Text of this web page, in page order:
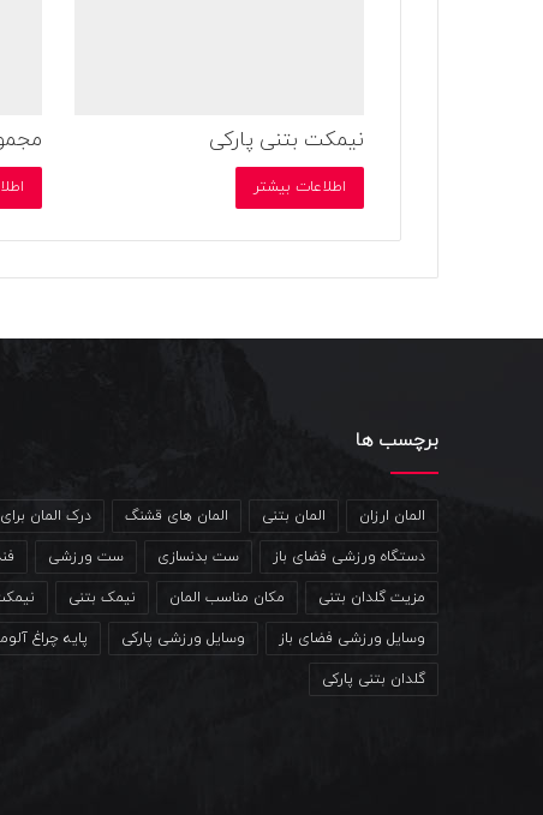
نیمکت بتنی پارکی
اطلاعات بیشتر
برچسب ها
المان ارزان المان بتنی المان های قشنگ درک المان
دستگاه ورزشی فضای باز ست بدنسازی ست ورزشی
مزیت گلدان بتنی مکان مناسب المان نیمک بتنی
وسایل ورزشی فضای باز وسایل ورزشی پارکی پایه چراغ
گلدان بتنی پارکی